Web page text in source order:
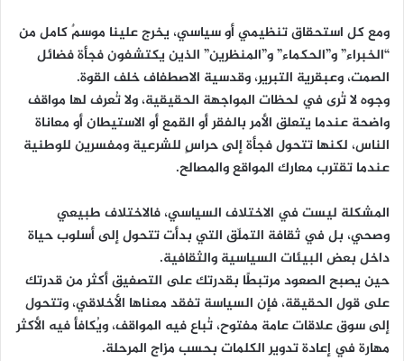
ومع كل استحقاق تنظيمي أو سياسي، يخرج علينا موسمٌ كامل من
“الخبراء” و”الحكماء” و”المنظرين” الذين يكتشفون فجأة فضائل
الصمت، وعبقرية التبرير، وقدسية الاصطفاف خلف القوة.
وجوه لا تُرى في لحظات المواجهة الحقيقية، ولا تُعرف لها مواقف
واضحة عندما يتعلق الأمر بالفقر أو القمع أو الاستيطان أو معاناة
الناس، لكنها تتحول فجأة إلى حراسٍ للشرعية ومفسرين للوطنية
عندما تقترب معارك المواقع والمصالح.
المشكلة ليست في الاختلاف السياسي، فالاختلاف طبيعي
وصحي، بل في ثقافة التملّق التي بدأت تتحول إلى أسلوب حياة
داخل بعض البيئات السياسية والثقافية.
حين يصبح الصعود مرتبطًا بقدرتك على التصفيق أكثر من قدرتك
على قول الحقيقة، فإن السياسة تفقد معناها الأخلاقي، وتتحول
إلى سوق علاقات عامة مفتوح، تُباع فيه المواقف، ويُكافأ فيه الأكثر
مهارة في إعادة تدوير الكلمات بحسب مزاج المرحلة.